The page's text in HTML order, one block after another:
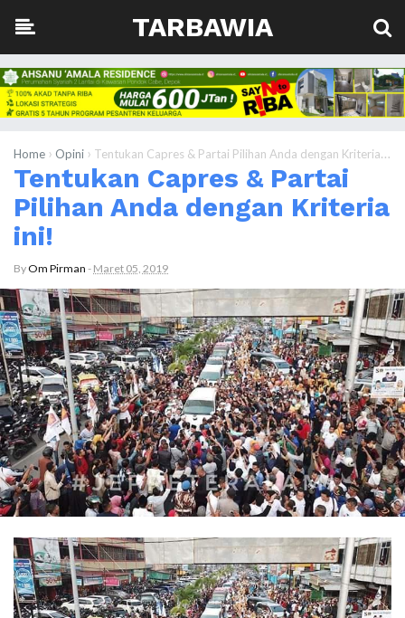
TARBAWIA
Home › Opini › Tentukan Capres & Partai Pilihan Anda dengan Kriteria ini!
Tentukan Capres & Partai
Pilihan Anda dengan Kriteria
ini!
ByOm Pirman - Maret 05, 2019